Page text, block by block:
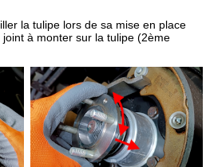
la tulipe lors de sa mise en place
à monter sur la tulipe (2ème